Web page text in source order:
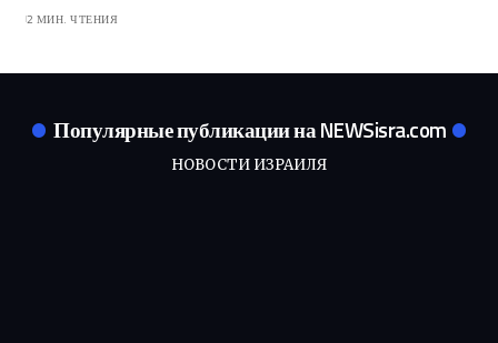
2 МИН. ЧТЕНИЯ
Популярные публикации на NEWSisra.com
НОВОСТИ ИЗРАИЛЯ